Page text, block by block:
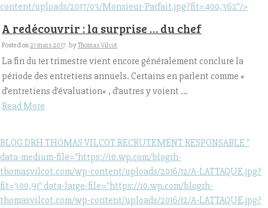
content/uploads/2017/03/Monsieur-Parfait.jpg?fit=400,362"/>
A redécouvrir : la surprise … du chef
Posted on 21 mars 2017 byThomas Vilcot
La fin du 1er trimestre vient encore généralement conclure la
période des entretiens annuels. Certains en parlent comme «
d’entretiens d’évaluation« , d’autres y voient ...
Read More
BLOG DRH THOMAS VILCOT RECRUTEMENT RESPONSABLE "
data-medium-file="https://i0.wp.com/blogrh-
thomasvilcot.com/wp-content/uploads/2016/12/A-LATTAQUE.jpg?
fit=300,91" data-large-file="https://i0.wp.com/blogrh-
thomasvilcot.com/wp-content/uploads/2016/12/A-LATTAQUE.jpg?